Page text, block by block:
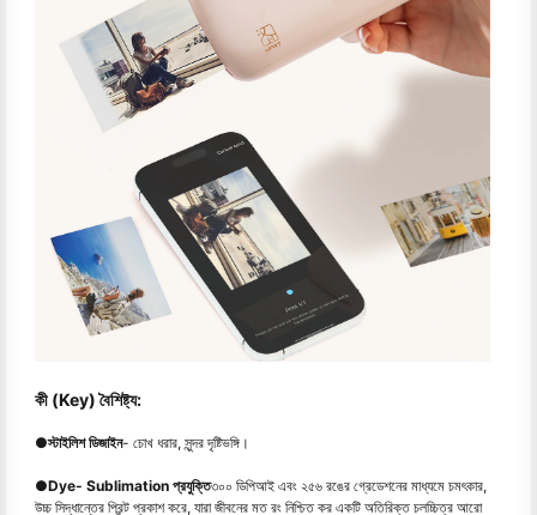
কী (Key) বৈশিষ্ট্য:
●স্টাইলিশ ডিজাইন- চোখ ধরার, সুন্দর দৃষ্টিভঙ্গি।
●Dye- Sublimation প্রযুক্তি৩০০ ডিপিআই এবং ২৫৬ রঙের গ্রেডেশনের মাধ্যমে চমৎকার,
উচ্চ সিদ্ধান্তের প্রিন্ট প্রকাশ করে, যারা জীবনের মত রং নিশ্চিত কর একটি অতিরিক্ত চলচ্চিত্র আরো